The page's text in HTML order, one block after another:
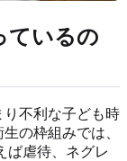
ているの
り不利な子ども時
の枠組みでは、
ば虐待、ネグレ